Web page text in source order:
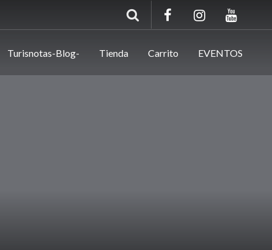
Turisnotas-Blog- Tienda Carrito EVENTOS